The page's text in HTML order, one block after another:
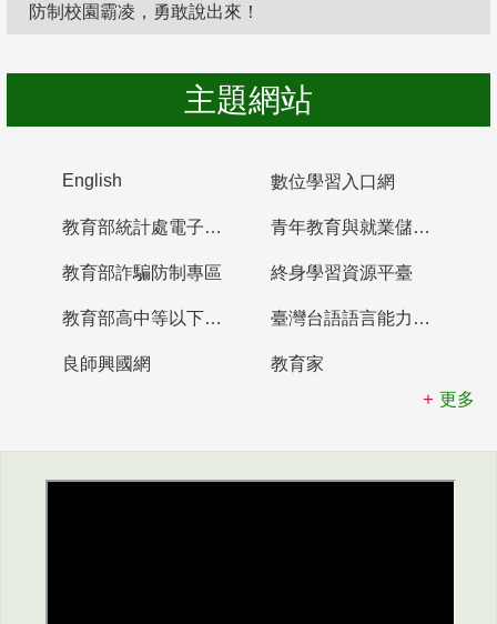
防制校園霸凌，勇敢說出來！
主題網站
English 數位學習入口網
教育部統計處電子書櫃 青年教育與就業儲蓄帳戶
教育部詐騙防制專區 終身學習資源平臺
教育部高中等以下學校及幼兒園教師資格檢定考試 臺灣台語語言能力認證網站
良師興國網
教育家
更多